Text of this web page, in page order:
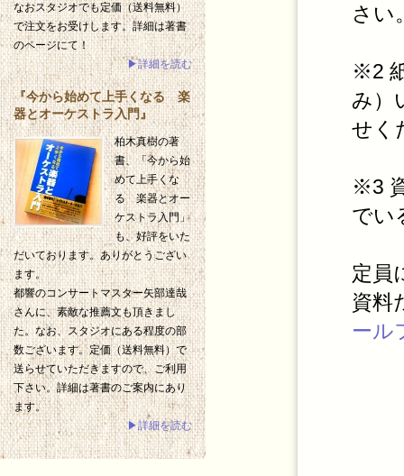
さい
※2
み）
せく
※3
でい
定員
資料
ール
なおスタジオでも定価（送料無料）
で注文をお受けします。詳細は著書
のページにて！
▶詳細を読む
『今から始めて上手くなる 楽
器とオーケストラ入門』
柏木真樹の著
書、「今から始
めて上手くな
る 楽器とオー
ケストラ入門」
も、好評をいた
だいております。ありがとうござい
ます。
都響のコンサートマスター矢部達哉
さんに、素敵な推薦文も頂きまし
た。なお、スタジオにある程度の部
数ございます。定価（送料無料）で
送らせていただきますので、ご利用
下さい。詳細は著書のご案内にあり
ます。
▶詳細を読む